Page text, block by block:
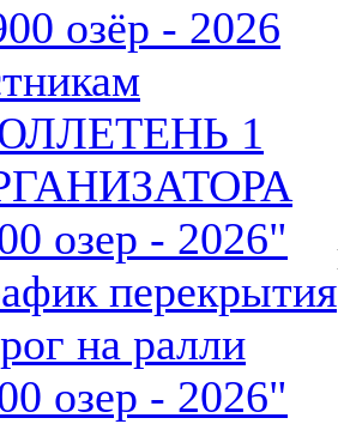
озёр - 2026
1
озер - 2026"
перекрытия
на ралли
озер - 2026"